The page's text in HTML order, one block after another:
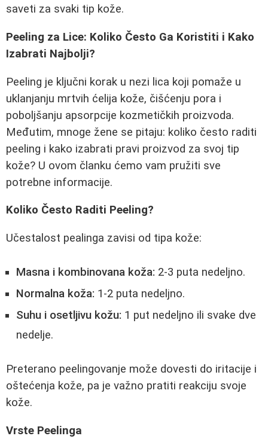
saveti za svaki tip kože.
Peeling za Lice: Koliko Često Ga Koristiti i Kako
Izabrati Najbolji?
Peeling je ključni korak u nezi lica koji pomaže u
uklanjanju mrtvih ćelija kože, čišćenju pora i
poboljšanju apsorpcije kozmetičkih proizvoda.
Međutim, mnoge žene se pitaju: koliko često raditi
peeling i kako izabrati pravi proizvod za svoj tip
kože? U ovom članku ćemo vam pružiti sve
potrebne informacije.
Koliko Često Raditi Peeling?
Učestalost pealinga zavisi od tipa kože:
Masna i kombinovana koža: 2-3 puta nedeljno.
Normalna koža: 1-2 puta nedeljno.
Suhu i osetljivu kožu: 1 put nedeljno ili svake dve
nedelje.
Preterano peelingovanje može dovesti do iritacije i
oštećenja kože, pa je važno pratiti reakciju svoje
kože.
Vrste Peelinga